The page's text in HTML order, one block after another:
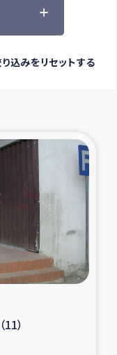
支援
援
活再建支援
支援事業
津波被災者支援
込みをリセットする
）